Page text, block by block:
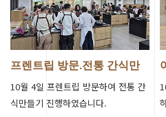
프렌트립 방문.전통 간식만
10월 4일 프렌트립 방문하여 전통 간
식만들기 진행하였습니다.